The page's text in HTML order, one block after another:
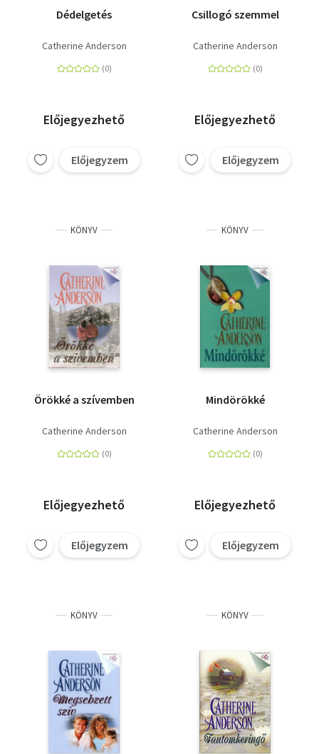
Dédelgetés
Catherine Anderson
Előjegyezhető
Előjegyzem
Csillogó szemmel
Catherine Anderson
Előjegyezhető
Előjegyzem
KÖNYV
Örökké a szívemben
Catherine Anderson
Előjegyezhető
Előjegyzem
KÖNYV
Mindörökké
Catherine Anderson
Előjegyezhető
Előjegyzem
KÖNYV KÖNYV